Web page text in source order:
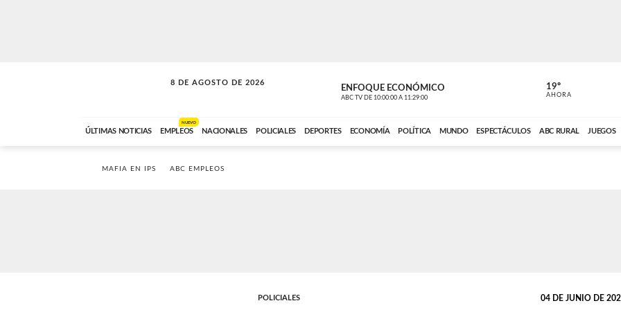
8 DE AGOSTO DE 2026
CONEXIÓN ROMANCE ENFOQUE ECONÓMICO
ABC TV DE 10:00:00 A 11:29:00 ABC CARDINAL
19º
AHORA
ÚLTIMAS NOTICIAS EMPLEOS
NUEVO
NACIONALES POLICIALES DEPORTES ECONOMÍA POLÍTICA MUNDO ESPECTÁCULOS ABC RURAL JUEGOS
MAFIA EN IPS ABC EMPLEOS
POLICIALES 04 DE JUNIO DE